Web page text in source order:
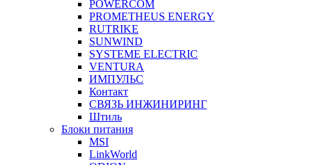
POWERCOM
PROMETHEUS ENERGY
RUTRIKE
SUNWIND
SYSTEME ELECTRIC
VENTURA
ИМПУЛЬС
Контакт
СВЯЗЬ ИНЖИНИРИНГ
Штиль
Блоки питания
MSI
LinkWorld